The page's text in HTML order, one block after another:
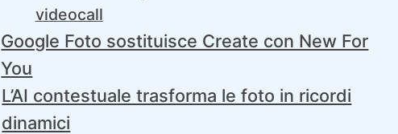
videocall
Google Foto sostituisce Create con New For
You
L’AI contestuale trasforma le foto in ricordi
dinamici